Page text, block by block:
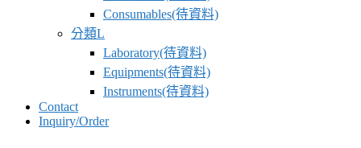
Consumables(待資料)
分類L
Laboratory(待資料)
Equipments(待資料)
Instruments(待資料)
Contact
Inquiry/Order